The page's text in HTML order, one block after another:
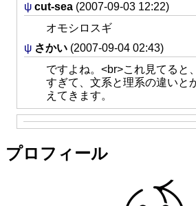
ψ cut-sea (2007-09-03 12:22)
オモシロスギ
ψ さかい (2007-09-04 02:43)
ですよね。<br>これ見てると
すぎて、文系と理系の違いと
えてきます。
プロフィール